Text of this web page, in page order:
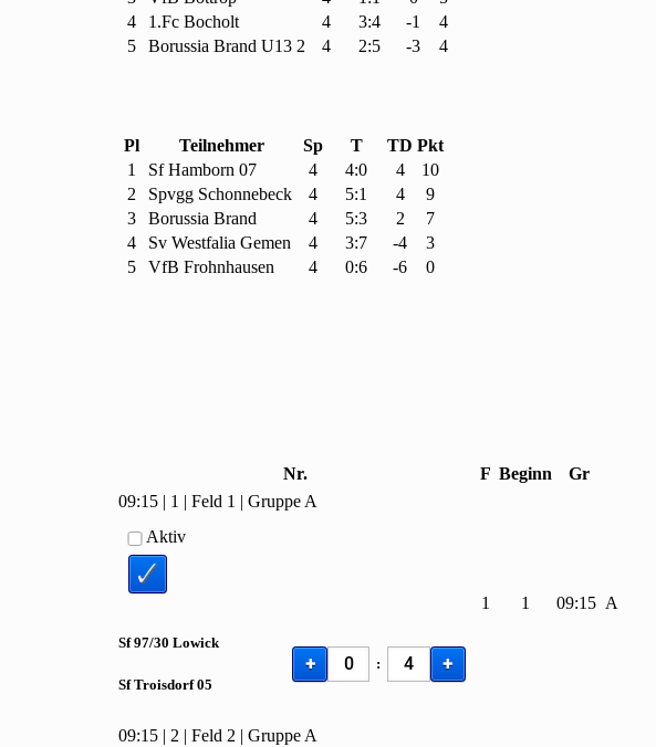
4
1.Fc Bocholt 4 3:4 -1
4
5
Borussia Brand U13 2 4 2:5 -3 4
Pl Teilnehmer Sp T TD Pkt
1
Sf Hamborn07 4 4:0 4
10
2
Spvgg Schonnebeck 4 5:1 4
9
3
Borussia Brand 4 5:3 2
7
4
Sv Westfalia Gemen 4 3:7 -4
3
5
VfB Frohnhausen 4 0:6 -6 0
Nr. F Beginn Gr
09:15 | 1 |Feld 1 |Gruppe A
Aktiv
Sf97/30 Lowick
Sf Troisdorf05
+ : +
1 1 09:15 A
09:15 | 2 |Feld 2 |Gruppe A